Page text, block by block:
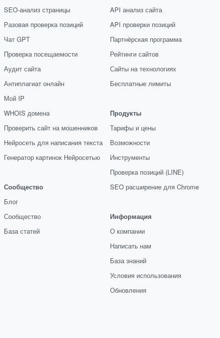
SEO-анализ страницы
Разовая проверка позиций
Чат GPT
Проверка посещаемости
Аудит сайта
Антиплагиат онлайн
Мой IP
WHOIS домена
Проверить сайт на мошенников
Нейросеть для написания текста
Генератор картинок Нейросетью
Сообщество
Блог
Сообщество
База статей
API анализ сайта
API проверки позиций
Партнёрская программа
Рейтинги сайтов
Сайты на технологиях
Бесплатные лимиты
Продукты
Тарифы и цены
Возможности
Инструменты
Проверка позиций (LINE)
SEO расширение для Chrome
Информация
О компании
Написать нам
База знаний
Условия использования
Обновления